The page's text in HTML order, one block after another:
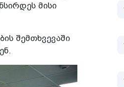
მისი
შემთხვევაში